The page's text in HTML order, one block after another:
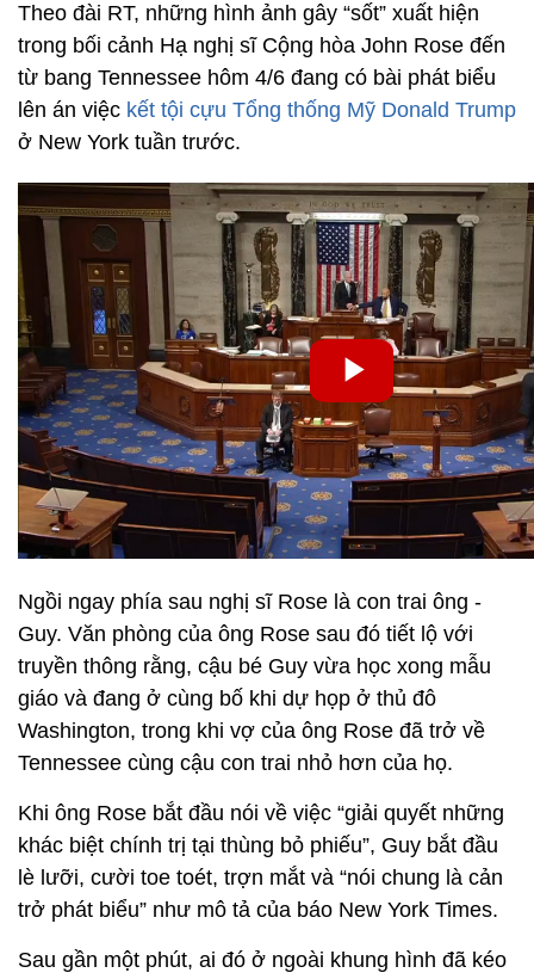
Theo đài RT, những hình ảnh gây “sốt” xuất hiện
trong bối cảnh Hạ nghị sĩ Cộng hòa John Rose đến
từ bang Tennessee hôm 4/6 đang có bài phát biểu
lên án việc kết tội cựu Tổng thống Mỹ Donald Trump
ở New York tuần trước.
Ngồi ngay phía sau nghị sĩ Rose là con trai ông -
Guy. Văn phòng của ông Rose sau đó tiết lộ với
truyền thông rằng, cậu bé Guy vừa học xong mẫu
giáo và đang ở cùng bố khi dự họp ở thủ đô
Washington, trong khi vợ của ông Rose đã trở về
Tennessee cùng cậu con trai nhỏ hơn của họ.
Khi ông Rose bắt đầu nói về việc “giải quyết những
khác biệt chính trị tại thùng bỏ phiếu”, Guy bắt đầu
lè lưỡi, cười toe toét, trợn mắt và “nói chung là cản
trở phát biểu” như mô tả của báo New York Times.
Sau gần một phút, ai đó ở ngoài khung hình đã kéo